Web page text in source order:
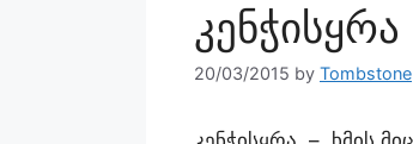
კენჭისყრა
20/03/2015 by Tombstone